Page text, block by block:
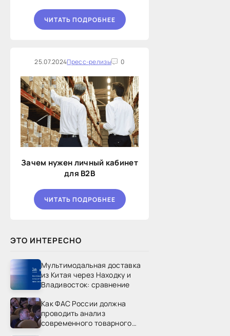
ЧИТАТЬ ПОДРОБНЕЕ
25.07.2024Пресс-релизы 0
Зачем нужен личный кабинет
для B2B
ЧИТАТЬ ПОДРОБНЕЕ
ЭТО ИНТЕРЕСНО
Мультимодальная доставка
из Китая через Находку и
Владивосток: сравнение
Как ФАС России должна
проводить анализ
современного товарного